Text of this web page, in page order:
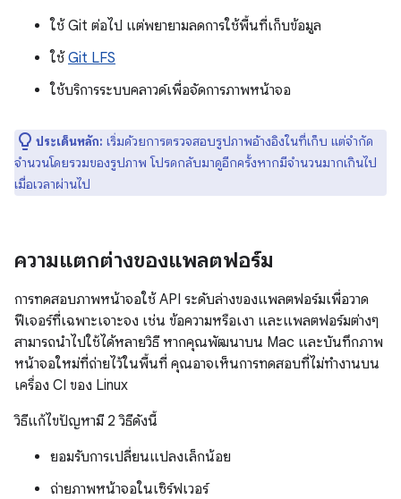
ใช้ Git ต่อไป แต่พยายามลดการใช้พื้นที่เก็บข้อมูล
ใช้ Git LFS
ใช้บริการระบบคลาวด์เพื่อจัดการภาพหน้าจอ
ประเด็นหลัก: เริ่มด้วยการตรวจสอบรูปภาพอ้างอิงในที่เก็บ แต่จำกัด
จำนวนโดยรวมของรูปภาพ โปรดกลับมาดูอีกครั้งหากมีจำนวนมากเกินไป
เมื่อเวลาผ่านไป
ความแตกต่างของแพลตฟอร์ม
การทดสอบภาพหน้าจอใช้ API ระดับล่างของแพลตฟอร์มเพื่อวาด
ฟีเจอร์ที่เฉพาะเจาะจง เช่น ข้อความหรือเงา และแพลตฟอร์มต่างๆ
สามารถนำไปใช้ได้หลายวิธี หากคุณพัฒนาบน Mac และบันทึกภาพ
หน้าจอใหม่ที่ถ่ายไว้ในพื้นที่ คุณอาจเห็นการทดสอบที่ไม่ทำงานบน
เครื่อง CI ของ Linux
วิธีแก้ไขปัญหามี 2 วิธีดังนี้
ยอมรับการเปลี่ยนแปลงเล็กน้อย
ถ่ายภาพหน้าจอในเซิร์ฟเวอร์